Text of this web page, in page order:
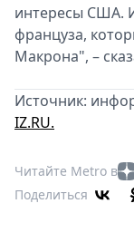
интересы США.
француза,
Макрона", –
Источник:
IZ.RU.
Читайте Metro в
Поделиться